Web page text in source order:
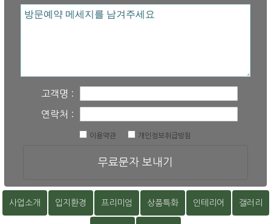
고객명 :
연락처 :
이용약관 개인정보취급방침
무료문자 보내기
사업소개 입지환경 프리미엄 상품특화 인테리어 갤러리